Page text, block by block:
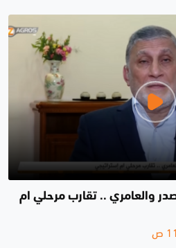
والعامري .. تقارب مرحلي ام